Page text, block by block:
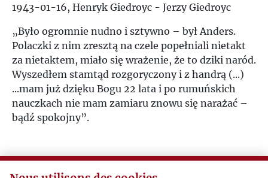
1943-01-16, Henryk Giedroyc - Jerzy Giedroyc
„Było ogromnie nudno i sztywno – był Anders.
Polaczki z nim zresztą na czele popełniali nietakt
za nietaktem, miało się wrażenie, że to dziki naród.
Wyszedłem stamtąd rozgoryczony i z handrą (...)
...mam już dzięku Bogu 22 lata i po rumuńskich
nauczkach nie mam zamiaru znowu się narażać –
bądź spokojny”.